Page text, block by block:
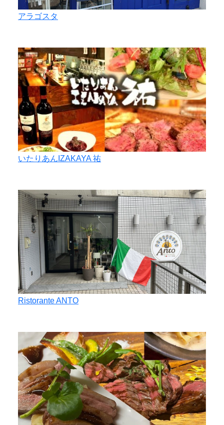
アラゴスタ
いたりあんIZAKAYA 祐
Ristorante ANTO